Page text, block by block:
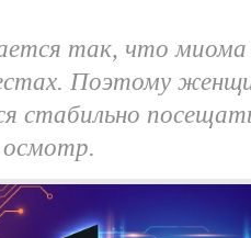
так, что миома
Поэтому
стабильно
осмотр.